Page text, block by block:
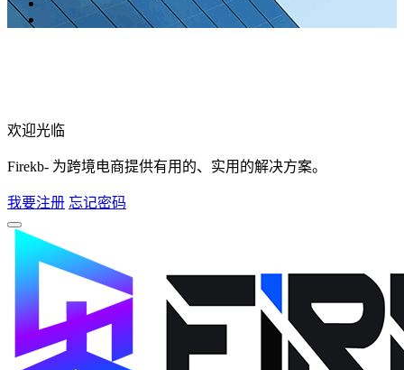
欢迎光临
Firekb- 为跨境电商提供有用的、实用的解决方案。
我要注册 忘记密码